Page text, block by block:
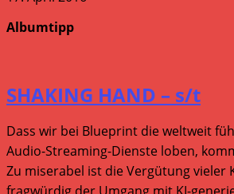
Albumtipp
SHAKING HAND – s/t
Dass wir bei Blueprint die weltweit
Audio-Streaming-Dienste loben,
Zu miserabel ist die Vergütung vieler